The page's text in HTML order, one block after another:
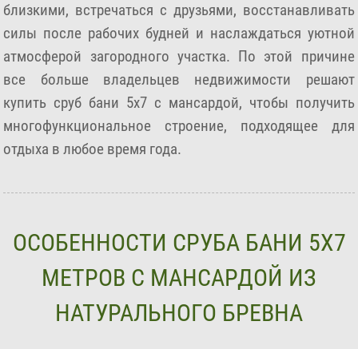
близкими, встречаться с друзьями, восстанавливать
силы после рабочих будней и наслаждаться уютной
атмосферой загородного участка. По этой причине
все больше владельцев недвижимости решают
купить сруб бани 5х7 с мансардой, чтобы получить
многофункциональное строение, подходящее для
отдыха в любое время года.
ОСОБЕННОСТИ СРУБА БАНИ 5Х7
МЕТРОВ С МАНСАРДОЙ ИЗ
НАТУРАЛЬНОГО БРЕВНА